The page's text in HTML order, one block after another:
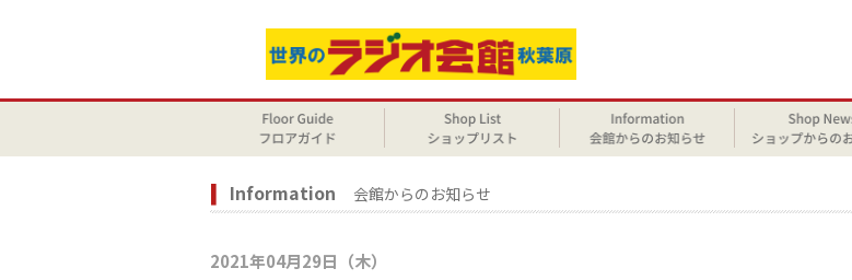
Information 会館からのお知らせ
2021年04月29日（木）